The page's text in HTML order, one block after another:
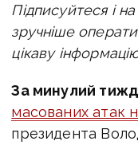
Підписуйтеся і
зручніше
цікаву
За минулий
масованих атак
президента